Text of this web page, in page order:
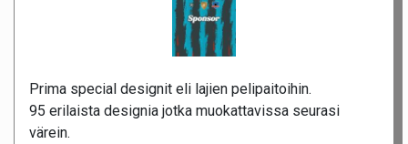
Prima special designit eli lajien pelipaitoihin.
95 erilaista designia jotka muokattavissa seurasi
värein.